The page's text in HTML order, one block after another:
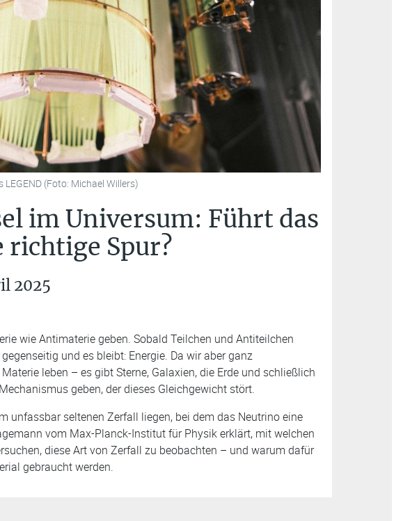
(Foto: Michael Willers)
im Universum: Führt das
Spur?
2025
wie Antimaterie geben. Sobald Teilchen und Antiteilchen
und es bleibt: Energie. Da wir aber ganz
leben – es gibt Sterne, Galaxien, die Erde und schließlich
geben, der dieses Gleichgewicht stört.
unfassbar seltenen Zerfall liegen, bei dem das Neutrino eine
vom Max-Planck-Institut für Physik erklärt, mit welchen
diese Art von Zerfall zu beobachten – und warum dafür
gebraucht werden.